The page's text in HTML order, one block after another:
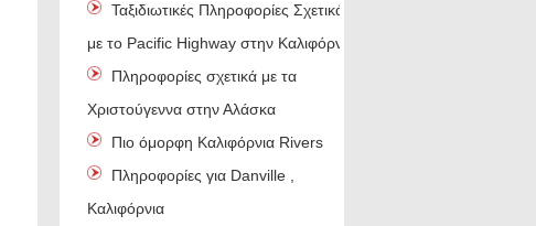
Ταξιδιωτικές Πληροφορίες Σχετικά
με το Pacific Highway στην Καλιφόρνια
Πληροφορίες σχετικά με τα
Χριστούγεννα στην Αλάσκα
Πιο όμορφη Καλιφόρνια Rivers
Πληροφορίες για Danville ,
Καλιφόρνια